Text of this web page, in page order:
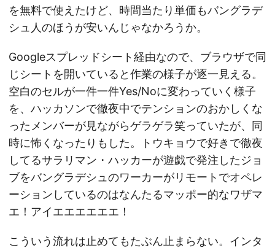
を無料で使えたけど、時間当たり単価もバングラデ
シュ人のほうが安いんじゃなかろうか。
Googleスプレッドシート経由なので、ブラウザで同
じシートを開いていると作業の様子が逐一見える。
空白のセルが一件一件Yes/Noに変わっていく様子
を、ハッカソンで徹夜中でテンションのおかしくな
ったメンバーが見ながらゲラゲラ笑っていたが、同
時に怖くなったりもした。トウキョウで好きで徹夜
してるサラリマン・ハッカーが遊戯で発注したジョ
ブをバングラデシュのワーカーがリモートでオペレ
ーションしているのはなんたるマッポー的なワザマ
エ！アイエエエエエエ！
こういう流れは止めてもたぶん止まらない。インタ